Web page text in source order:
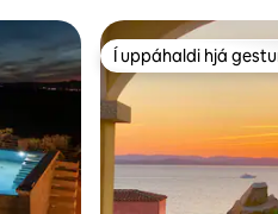
Í uppáhaldi hjá
Í uppáhaldi hjá